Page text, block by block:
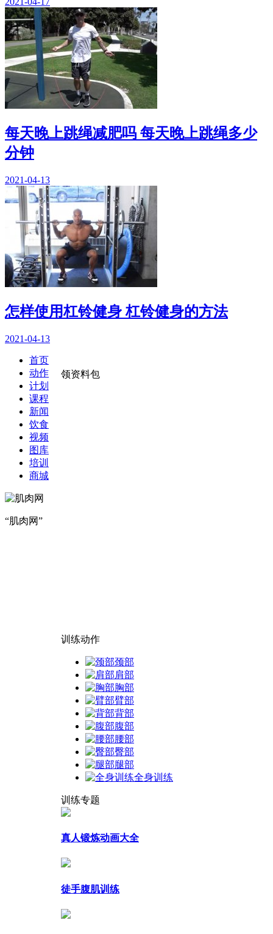
每天晚上跳绳减肥吗 每天晚上跳绳多少
分钟
2021-04-13
怎样使用杠铃健身 杠铃健身的方法
2021-04-13
领资料包
训练动作
颈部
肩部
胸部
臂部
背部
腹部
腰部
臀部
腿部
全身训练
训练专题
真人锻炼动画大全
徒手腹肌训练
首页
动作
计划
课程
新闻
饮食
视频
图库
培训
商城
“肌肉网”